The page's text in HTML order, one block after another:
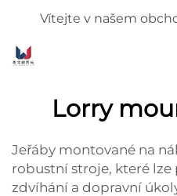
Vítejte v našem
Lorry
Jeřáby montované na
robustní stroje, které
zdvíhání a dopravní